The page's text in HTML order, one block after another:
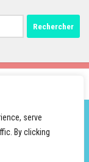
serve
By clicking